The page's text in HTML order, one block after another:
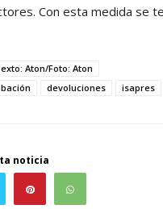
Con esta medida se
Aton/Foto: Aton
devoluciones isapres
noticia